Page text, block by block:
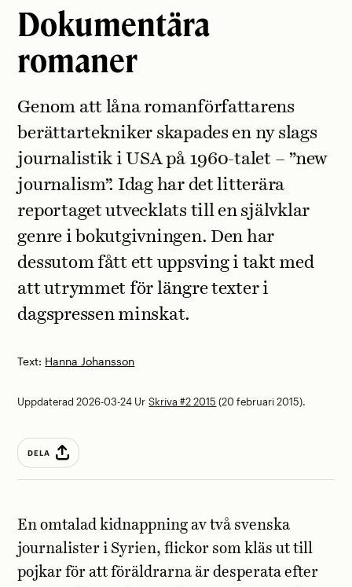
Dokumentära
romaner
Text: Hanna Johansson
Genom att låna romanförfattarens
berättartekniker skapades en ny slags
journalistik i USA på 1960-talet – ”new
journalism”. Idag har det litterära
reportaget utvecklats till en självklar
genre i bokutgivningen. Den har
dessutom fått ett uppsving i takt med
att utrymmet för längre texter i
dagspressen minskat.
Uppdaterad 2026-03-24 UrSkriva #2 2015 (20 februari 2015).
DELA
En omtalad kidnappning av två svenska
journalister i Syrien, flickor som kläs ut till
pojkar för att föräldrarna är desperata efter